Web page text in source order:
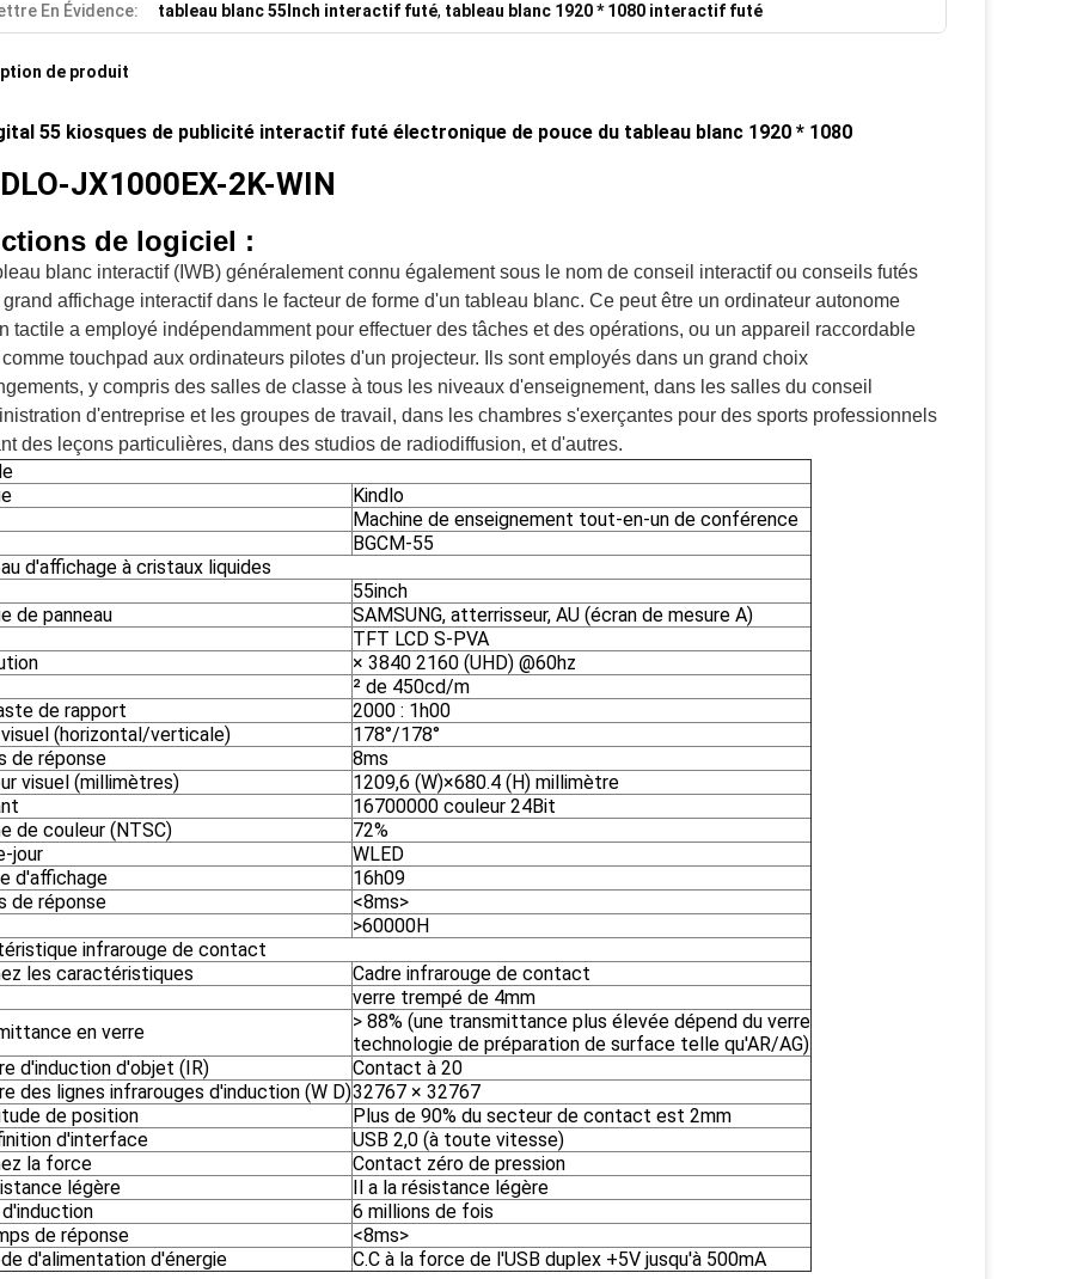
En Évidence: tableau blanc 55Inch interactif futé, tableau blanc 1920 * 1080 interactif futé
de produit
55 kiosques de publicité interactif futé électronique de pouce du tableau blanc 1920 * 1080
JX1000EX-2K-WIN
de logiciel :
blanc interactif (IWB) généralement connu également sous le nom de conseil interactif ou conseils futés
affichage interactif dans le facteur de forme d'un tableau blanc. Ce peut être un ordinateur autonome
tactile a employé indépendamment pour effectuer des tâches et des opérations, ou un appareil raccordable
touchpad aux ordinateurs pilotes d'un projecteur. Ils sont employés dans un grand choix
y compris des salles de classe à tous les niveaux d'enseignement, dans les salles du conseil
d'entreprise et les groupes de travail, dans les chambres s'exerçantes pour des sports professionnels
des leçons particulières, dans des studios de radiodiffusion, et d'autres.
Kindlo
Machine de enseignement tout-en-un de conférence
BGCM-55
d'affichage à cristaux liquides
55inch
de panneau
SAMSUNG, atterrisseur, AU (écran de mesure A)
TFT LCD S-PVA
× 3840 2160 (UHD) @60hz
² de 450cd/m
de rapport
2000 : 1h00
(horizontal/verticale)
178°/178°
de réponse
8ms
visuel (millimètres)
1209,6 (W)×680.4 (H) millimètre
16700000 couleur 24Bit
de couleur (NTSC)
72%
jour
WLED
d'affichage
16h09
de réponse
<8ms>
>60000H
infrarouge de contact
les caractéristiques
Cadre infrarouge de contact
verre trempé de 4mm
en verre
> 88% (une transmittance plus élevée dépend du verre
technologie de préparation de surface telle qu'AR/AG)
d'induction d'objet (IR)
Contact à 20
des lignes infrarouges d'induction (W D)32767 × 32767
de position
Plus de 90% du secteur de contact est 2mm
d'interface
USB 2,0 (à toute vitesse)
la force
Contact zéro de pression
légère
Il a la résistance légère
6 millions de fois
de réponse
<8ms>
d'alimentation d'énergie
C.C à la force de l'USB duplex +5V jusqu'à 500mA